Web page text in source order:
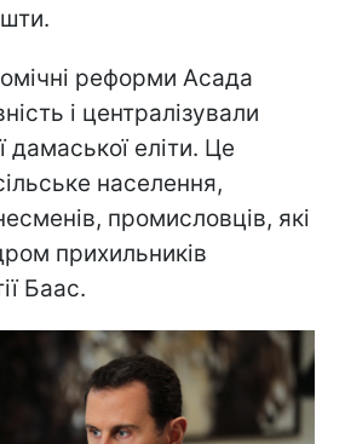
реформи Асада
і централізували
дамаської еліти. Це
населення,
промисловців, які
прихильників
Баас.